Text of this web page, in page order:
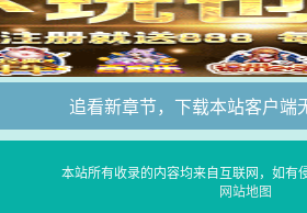
追看新章节，下载本站客户端
本站所有收录的内容均来自互联网，如有
网站地图